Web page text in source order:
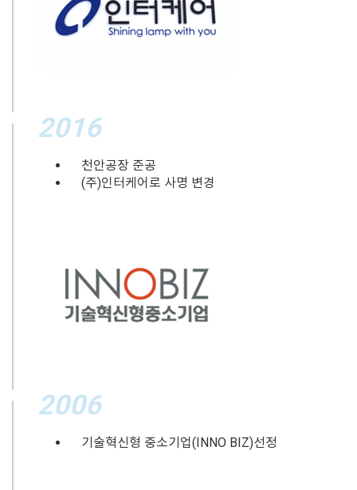
2016
천안공장 준공
(주)인터케어로 사명 변경
2006
기술혁신형 중소기업(INNO BIZ)선정